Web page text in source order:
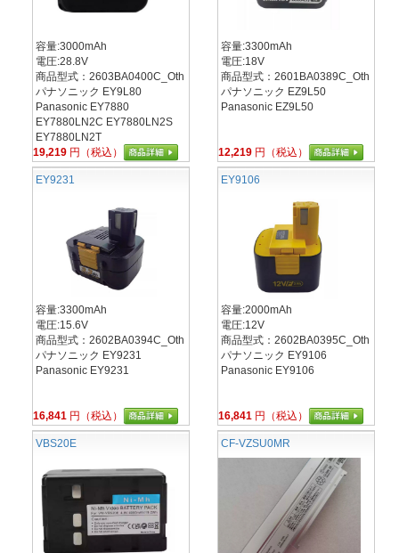
容量:3000mAh
電圧:28.8V
商品型式：2603BA0400C_Oth
パナソニック EY9L80
Panasonic EY7880
EY7880LN2C EY7880LN2S
EY7880LN2T
19,219 円（税込）
容量:3300mAh
電圧:18V
商品型式：2601BA0389C_Oth
パナソニック EZ9L50
Panasonic EZ9L50
12,219 円（税込）
EY9231
容量:3300mAh
電圧:15.6V
商品型式：2602BA0394C_Oth
パナソニック EY9231
Panasonic EY9231
16,841 円（税込）
EY9106
容量:2000mAh
電圧:12V
商品型式：2602BA0395C_Oth
パナソニック EY9106
Panasonic EY9106
16,841 円（税込）
VBS20E CF-VZSU0MR